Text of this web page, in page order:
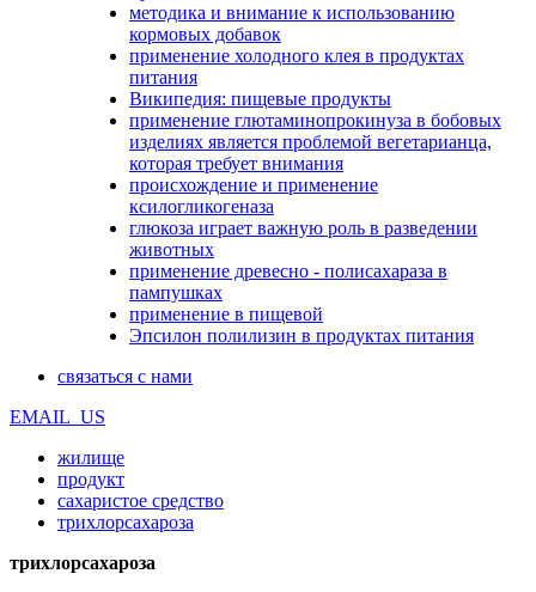
методика и внимание к использованию
кормовых добавок
применение холодного клея в продуктах
питания
Википедия: пищевые продукты
применение глютаминопрокинуза в бобовых
изделиях является проблемой вегетарианца,
которая требует внимания
происхождение и применение
ксилогликогеназа
глюкоза играет важную роль в разведении
животных
применение древесно - полисахараза в
пампушках
применение в пищевой
Эпсилон полилизин в продуктах питания
связаться с нами
EMAIL_US
жилище
продукт
сахаристое средство
трихлорсахароза
трихлорсахароза